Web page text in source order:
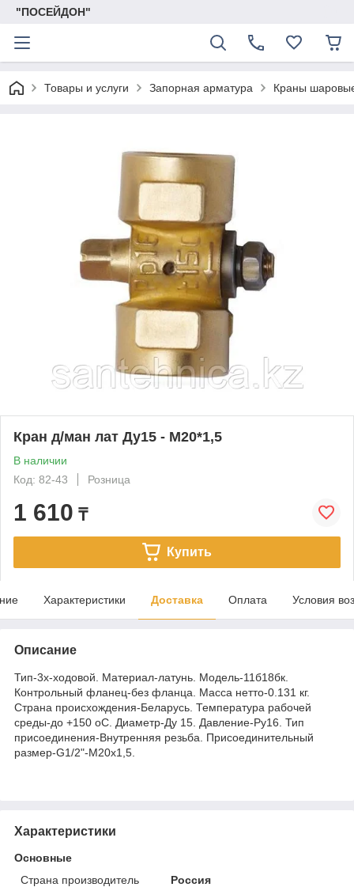
"ПОСЕЙДОН"
Товары и услуги Запорная арматура Краны
Кран д/ман лат Ду15 - М20*1,5
В наличии
Код: 82-43
Розница
1 610 ₸
Купить
Характеристики Доставка Оплата Условия
Описание
Тип-3х-ходовой. Материал-латунь. Модель-11б18бк.
Контрольный фланец-без фланца. Масса нетто-0.131 кг.
Страна происхождения-Беларусь. Температура рабочей
среды-до +150 oC. Диаметр-Ду 15. Давление-Ру16. Тип
присоединения-Внутренняя резьба. Присоединительный
размер-G1/2"-М20х1,5.
Характеристики
Основные
Страна производитель
Россия